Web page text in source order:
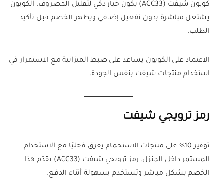
كوبون شيفت (ACC33) يكون خيار ذكي لتقليل المصروف. الكوبون
يشتغل مباشرة بدون تفعيل إضافي ويظهر الخصم قبل تأكيد
الطلب.
الاعتماد على الكوبون يساعد على ضبط الميزانية مع الاستمرار في
استخدام منتجات شيفت بنفس الجودة.
رمز ترويجي شيفت
توفير 10% على منتجات الاستحمام يفرق فعليًا مع الاستخدام
المستمر داخل المنزل. رمز ترويجي شيفت (ACC33) يقدّم هذا
الخصم بشكل مباشر ويُستخدم بسهولة أثناء الدفع.